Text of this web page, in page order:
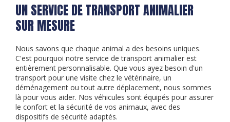
UN SERVICE DE TRANSPORT ANIMALIER
SUR MESURE
Nous savons que chaque animal a des besoins uniques.
C'est pourquoi notre service de transport animalier est
entièrement personnalisable. Que vous ayez besoin d'un
transport pour une visite chez le vétérinaire, un
déménagement ou tout autre déplacement, nous sommes
là pour vous aider. Nos véhicules sont équipés pour assurer
le confort et la sécurité de vos animaux, avec des
dispositifs de sécurité adaptés.